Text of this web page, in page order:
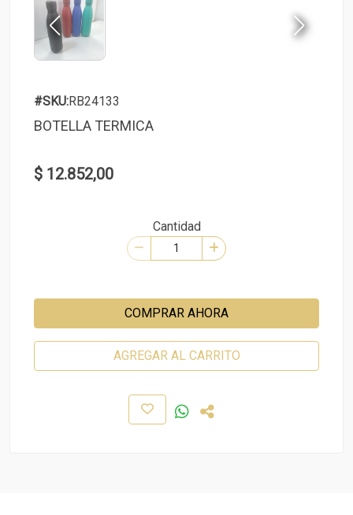
#SKU:RB24133
BOTELLA TERMICA
$ 12.852,00
Cantidad
COMPRAR AHORA
AGREGAR AL CARRITO